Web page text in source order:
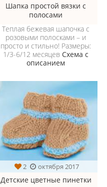
Шапка простой вязки с
полосами
Теплая бежевая шапочка с
розовыми полосками – и
просто и стильно! Размеры:
1/3-6/12 месяцев Схема с
описанием
2 октября 2017
Детские цветные пинетки